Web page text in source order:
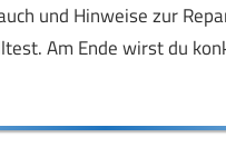
und Hinweise zur
Am Ende wirst du